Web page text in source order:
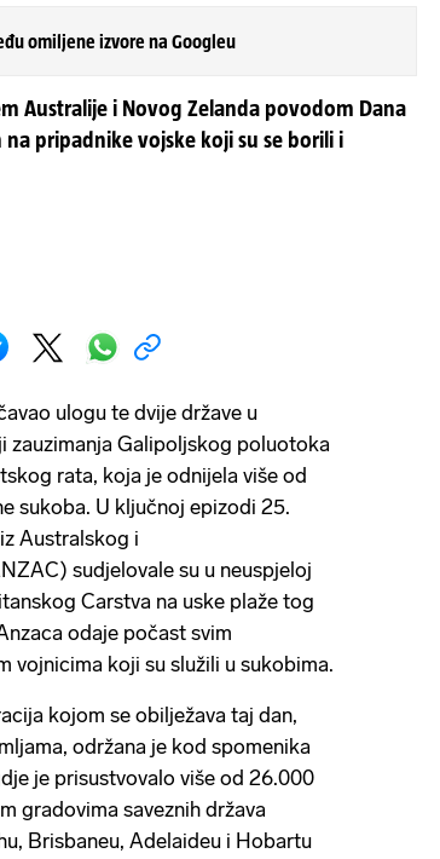
omiljene izvore na Googleu
Australije i Novog Zelanda povodom Dana
pripadnike vojske koji su se borili i
ulogu te dvije države u
zauzimanja Galipoljskog poluotoka
rata, koja je odnijela više od
sukoba. U ključnoj epizodi 25.
Australskog i
sudjelovale su u neuspjeloj
Carstva na uske plaže tog
odaje počast svim
vojnicima koji su služili u sukobima.
kojom se obilježava taj dan,
održana je kod spomenika
je prisustvovalo više od 26.000
gradovima saveznih država
Brisbaneu, Adelaideu i Hobartu